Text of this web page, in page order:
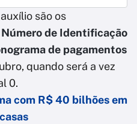
são os
Número de Identificação
de pagamentos
quando será a vez
0.
com R$ 40 bilhões em